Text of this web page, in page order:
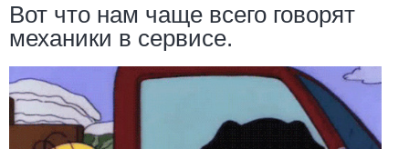
Вот что нам чаще всего говорят
механики в сервисе.